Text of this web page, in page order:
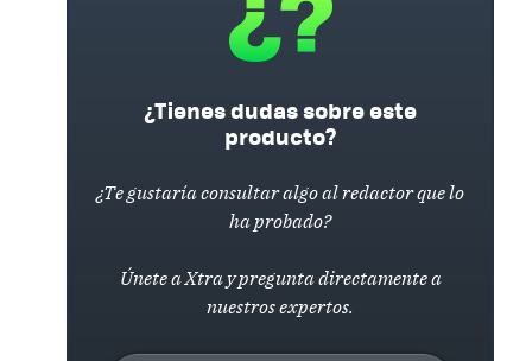
¿Tienes dudas sobre este
producto?
¿Te gustaría consultar algo al redactor que lo
ha probado?
Únete a Xtra y pregunta directamente a
nuestros expertos.